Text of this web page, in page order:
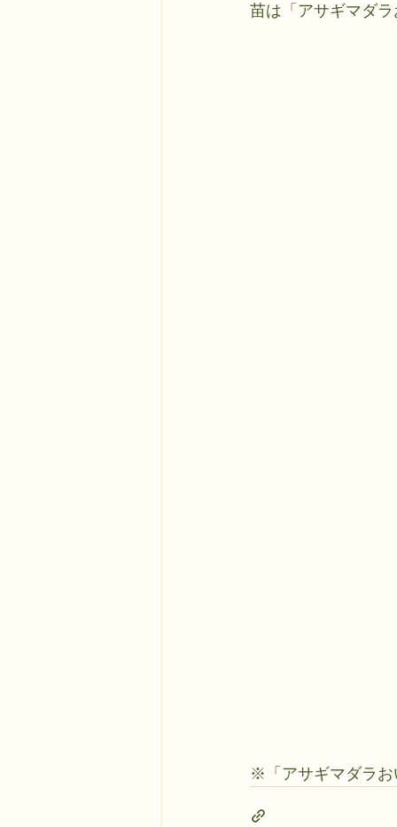
苗は「アサギマダ
※「アサギマダラお